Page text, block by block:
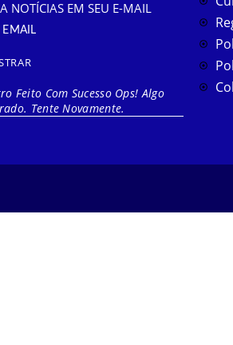
NOTÍCIAS EM SEU E-MAIL
Feito Com Sucesso Ops! Algo
Tente Novamente.